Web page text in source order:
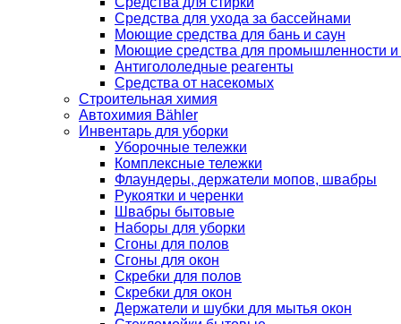
Средства для ухода за бассейнами
Моющие средства для бань и саун
Моющие средства для промышленности и
Антигололедные реагенты
Средства от насекомых
Строительная химия
Автохимия Bähler
Инвентарь для уборки
Уборочные тележки
Комплексные тележки
Флаундеры, держатели мопов, швабры
Рукоятки и черенки
Швабры бытовые
Наборы для уборки
Сгоны для полов
Сгоны для окон
Скребки для полов
Скребки для окон
Держатели и шубки для мытья окон